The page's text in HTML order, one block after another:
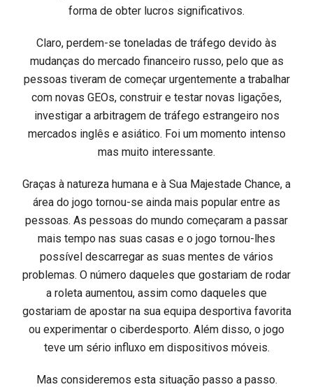
forma de obter lucros significativos.
Claro, perdem-se toneladas de tráfego devido às
mudanças do mercado financeiro russo, pelo que as
pessoas tiveram de começar urgentemente a trabalhar
com novas GEOs, construir e testar novas ligações,
investigar a arbitragem de tráfego estrangeiro nos
mercados inglês e asiático. Foi um momento intenso
mas muito interessante.
Graças à natureza humana e à Sua Majestade Chance, a
área do jogo tornou-se ainda mais popular entre as
pessoas. As pessoas do mundo começaram a passar
mais tempo nas suas casas e o jogo tornou-lhes
possível descarregar as suas mentes de vários
problemas. O número daqueles que gostariam de rodar
a roleta aumentou, assim como daqueles que
gostariam de apostar na sua equipa desportiva favorita
ou experimentar o ciberdesporto. Além disso, o jogo
teve um sério influxo em dispositivos móveis.
Mas consideremos esta situação passo a passo.